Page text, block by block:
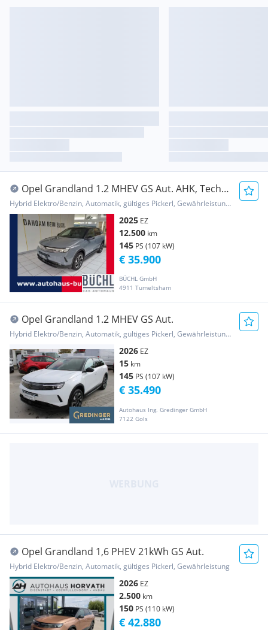
Opel Grandland 1.2 MHEV GS Aut. AHK, Tech &
Komfort ...
Hybrid Elektro/Benzin, Automatik, gültiges Pickerl, Gewährleistung, Garantie
2025 EZ
12.500 km
145 PS (107 kW)
BÜCHL GmbH
4911 Tumeltsham
€ 35.900
Opel Grandland 1.2 MHEV GS Aut.
Hybrid Elektro/Benzin, Automatik, gültiges Pickerl, Gewährleistung, Garantie
2026 EZ
15 km
145 PS (107 kW)
Autohaus Ing. Gredinger GmbH
7122 Gols
€ 35.490
Opel Grandland 1,6 PHEV 21kWh GS Aut.
Hybrid Elektro/Benzin, Automatik, gültiges Pickerl, Gewährleistung
2026 EZ
2.500 km
150 PS (110 kW)
€ 42.880